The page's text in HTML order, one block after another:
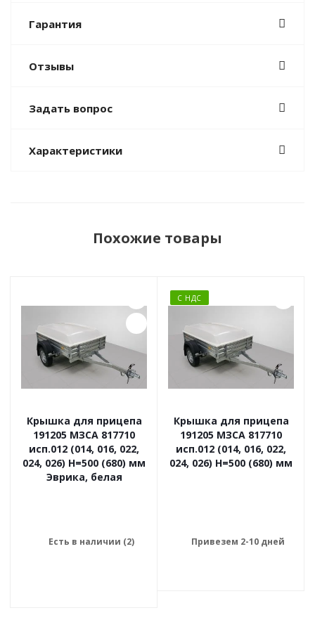
Гарантия
Отзывы
Задать вопрос
Характеристики
Похожие товары
Крышка для прицепа
191205 МЗСА 817710
исп.012 (014, 016, 022,
024, 026) Н=500 (680) мм
Эврика, белая
Есть в наличии (2)
С НДС
Крышка для прицепа
191205 МЗСА 817710
исп.012 (014, 016, 022,
024, 026) Н=500 (680) мм
Привезем 2-10 дней